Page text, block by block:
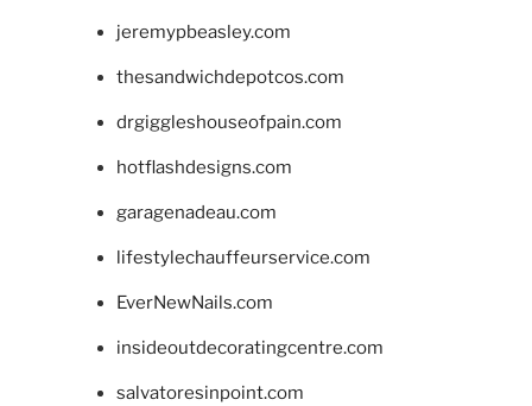
jeremypbeasley.com
thesandwichdepotcos.com
drgiggleshouseofpain.com
hotflashdesigns.com
garagenadeau.com
lifestylechauffeurservice.com
EverNewNails.com
insideoutdecoratingcentre.com
salvatoresinpoint.com